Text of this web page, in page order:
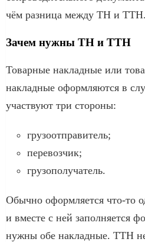
чём разница между ТН и ТТН.
Зачем нужны ТН и ТТН
Товарные накладные или
накладные оформляются в
участвуют три стороны:
грузоотправитель;
перевозчик;
грузополучатель.
Обычно оформляется что-то
и вместе с ней заполняется
нужны обе накладные. ТТН